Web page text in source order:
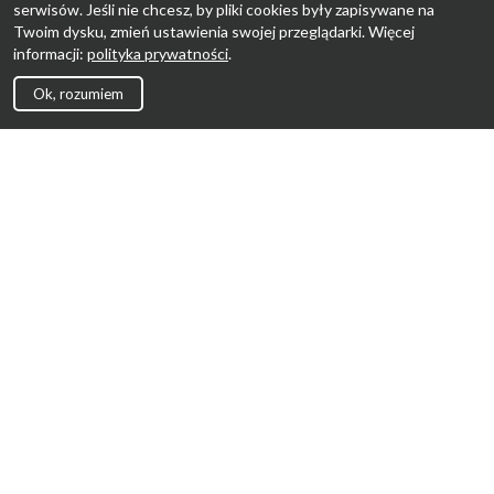
serwisów. Jeśli nie chcesz, by pliki cookies były zapisywane na
Twoim dysku, zmień ustawienia swojej przeglądarki. Więcej
informacji: polityka prywatności.
Ok, rozumiem